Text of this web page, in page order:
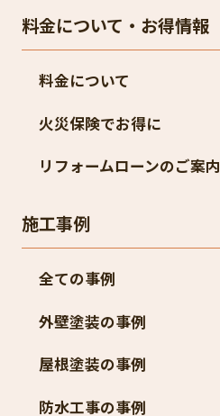
料金について・お得情報
料金について
火災保険でお得に
リフォームローンのご案内
施工事例
全ての事例
外壁塗装の事例
屋根塗装の事例
防水工事の事例